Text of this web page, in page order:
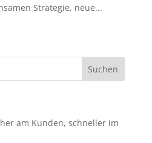
Strategie, neue...
am Kunden, schneller im